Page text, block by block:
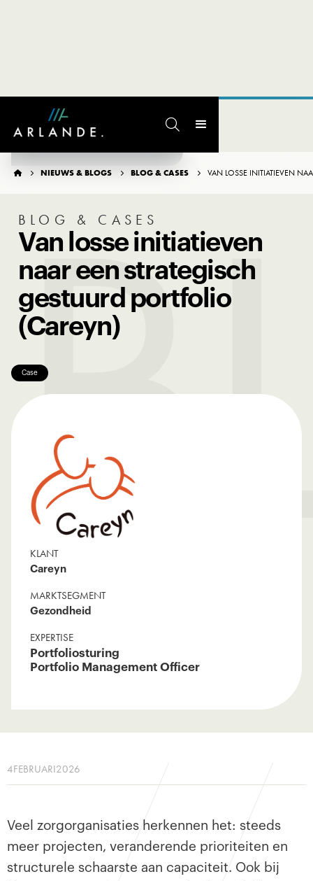

  NIEUWS & BLOGS  BLOG & CASES  VAN LOSSE INITIATIEVEN
BLOG & CASES
Van losse initiatieven
naar een strategisch
gestuurd portfolio
(Careyn)
Case
KLANT
Careyn
MARKTSEGMENT
Gezondheid
EXPERTISE
Portfoliosturing
Portfolio Management Officer
4FEBRUARI2026
Veel zorgorganisaties herkennen het: steeds
meer projecten, veranderende prioriteiten en
structurele schaarste aan capaciteit. Ook bij